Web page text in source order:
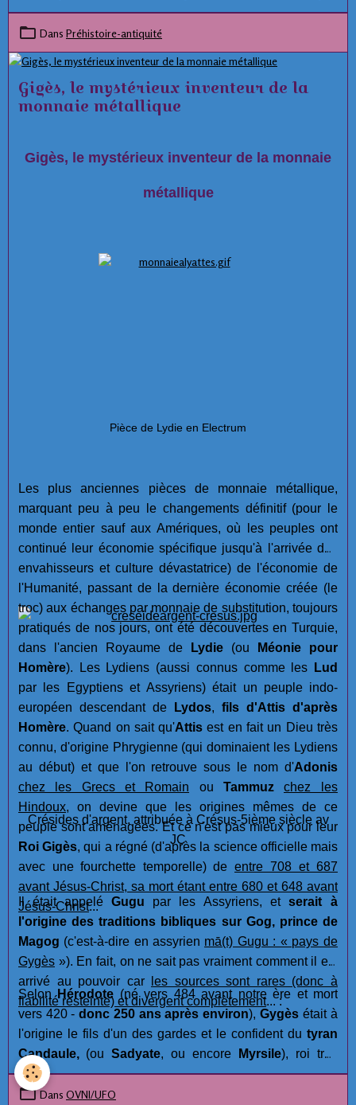
plusieurs astronomes car ce serait la seule
explication possible raisonnable pour expliquer les
anomalies orbitales de plusieurs mini-planètes
dans
la ceinture de Kuiper, aux confins de notre
système solaire.
Dans Préhistoire-antiquité
Gigès, le mystérieux inventeur de la
monnaie métallique
Gigès, le mystérieux inventeur de la monnaie
métallique
Pièce de Lydie en Electrum
Les plus anciennes pièces de monnaie métallique,
marquant peu à peu le changements définitif (pour le
monde entier sauf aux Amériques, où les peuples ont
continué leur économie spécifique jusqu'à l'arrivée des
envahisseurs et culture dévastatrice) de l'économie de
l'Humanité, passant de la dernière économie créée (le
troc) aux échanges par monnaie de substitution, toujours
pratiqués de nos jours, ont été découvertes en Turquie,
dans l'ancien Royaume de
Lydie (ou
Méonie pour
Homère). Les Lydiens (aussi connus comme les
Lud
par les Egyptiens et Assyriens) était un peuple indo-
européen descendant de
Lydos, fils d'Attis d'après
Homère. Quand on sait qu'Attis est en fait un Dieu très
connu, d'origine Phrygienne (qui dominaient les Lydiens
au début) et que l'on retrouve sous le nom d'Adonis
chez les Grecs et Romain ou Tammuz
chez les
Hindoux, on devine que les origines mêmes de ce
peuple sont aménagées. Et ce n'est pas mieux pour leur
Roi Gigès, qui a régné (d'après la science officielle mais
avec une fourchette temporelle) de entre 708 et 687
avant Jésus-Christ, sa mort étant entre 680 et 648 avant
Jésus-Christ...
Crésides d'argent, attribuée à Crésus-5ième siècle av
JC
Il était appelé Gugu par les Assyriens, et serait à
l'origine des traditions bibliques sur Gog, prince de
Magog (c'est-à-dire en assyrien mā(t) Gugu : « pays de
Gygès »). En fait, on ne sait pas vraiment comment il est
arrivé au pouvoir car
les sources sont rares (donc à
fiabilité resteinte) et divergent complètement... :
SelonHérodote (né vers 484 avant notre ère et mort
vers 420 - donc 250 ans après environ), Gygès était à
l'origine le fils d'un des gardes et le confident du tyran
Candaule, (ou Sadyate, ou encore Myrsile), roi très
légendaire descendant d'Héraclès (Hercule), qui était un
roi vantard qui ne cessait de vanter la beauté de sa
Dans OVNI/UFO